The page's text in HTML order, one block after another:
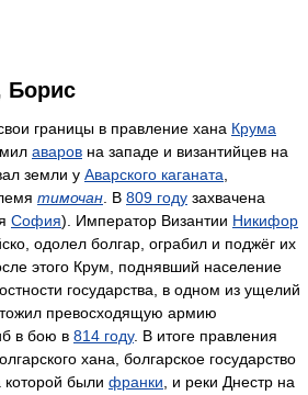
Борис
границы в правление хана Крума
аваров на западе и византийцев на
земли у Аварского каганата,
тимочан. В 809 году захвачена
София). Император Византии Никифор
одолел болгар, ограбил и поджёг их
этого Крум, поднявший население
государства, в одном из ущелий
превосходящую армию
в бою в 814 году. В итоге правления
хана, болгарское государство
которой были франки, и реки Днестр на